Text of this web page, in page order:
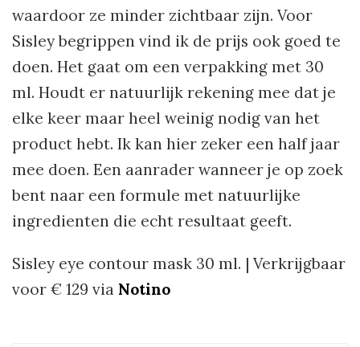
waardoor ze minder zichtbaar zijn. Voor
Sisley begrippen vind ik de prijs ook goed te
doen. Het gaat om een verpakking met 30
ml. Houdt er natuurlijk rekening mee dat je
elke keer maar heel weinig nodig van het
product hebt. Ik kan hier zeker een half jaar
mee doen. Een aanrader wanneer je op zoek
bent naar een formule met natuurlijke
ingredienten die echt resultaat geeft.
Sisley eye contour mask 30 ml. | Verkrijgbaar
voor € 129 via Notino